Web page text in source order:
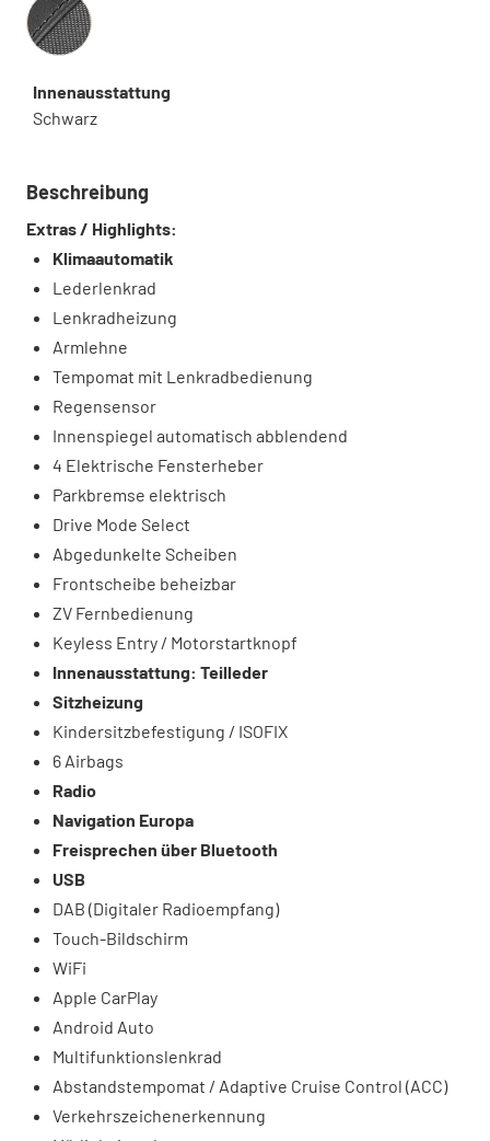
Innenausstattung
Schwarz
Beschreibung
Extras / Highlights:
Klimaautomatik
Lederlenkrad
Lenkradheizung
Armlehne
Tempomat mit Lenkradbedienung
Regensensor
Innenspiegel automatisch abblendend
4 Elektrische Fensterheber
Parkbremse elektrisch
Drive Mode Select
Abgedunkelte Scheiben
Frontscheibe beheizbar
ZV Fernbedienung
Keyless Entry / Motorstartknopf
Innenausstattung: Teilleder
Sitzheizung
Kindersitzbefestigung / ISOFIX
6 Airbags
Radio
Navigation Europa
Freisprechen über Bluetooth
USB
DAB (Digitaler Radioempfang)
Touch-Bildschirm
WiFi
Apple CarPlay
Android Auto
Multifunktionslenkrad
Abstandstempomat / Adaptive Cruise Control (ACC)
Verkehrszeichenerkennung